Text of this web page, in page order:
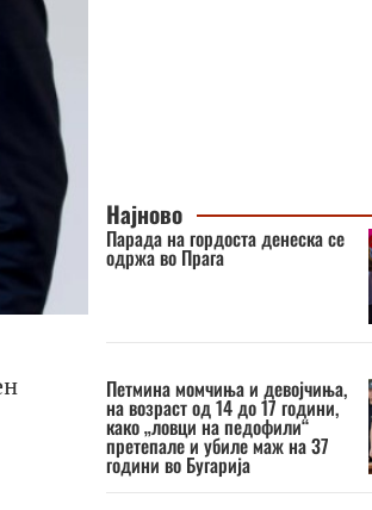
Најново
Парада на гордоста денеска се
одржа во Прага
Петмина момчиња и девојчиња,
на возраст од 14 до 17 години,
како „ловци на педофили“
претепале и убиле маж на 37
години во Бугарија